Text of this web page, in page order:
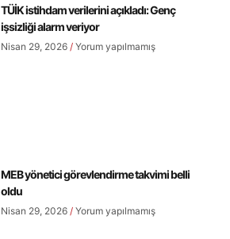
TÜİK istihdam verilerini açıkladı: Genç
işsizliği alarm veriyor
Nisan 29, 2026 Yorum yapılmamış
MEB yönetici görevlendirme takvimi belli
oldu
Nisan 29, 2026 Yorum yapılmamış